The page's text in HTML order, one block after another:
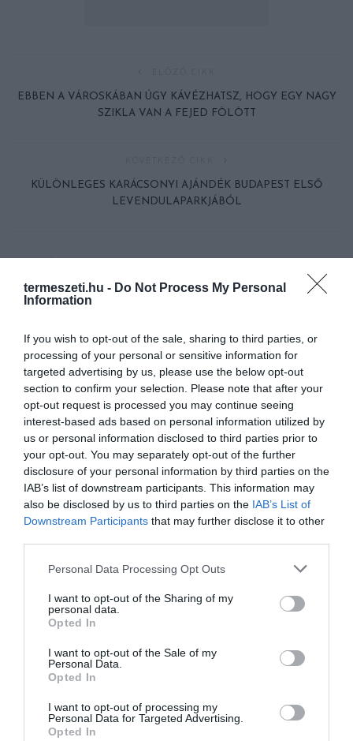
termeszeti.hu - Do Not Process My Personal
Information
If you wish to opt-out of the sale, sharing to third parties, or
processing of your personal or sensitive information for
targeted advertising by us, please use the below opt-out
section to confirm your selection. Please note that after your
opt-out request is processed you may continue seeing
interest-based ads based on personal information utilized by
us or personal information disclosed to third parties prior to
your opt-out. You may separately opt-out of the further
disclosure of your personal information by third parties on the
IAB’s list of downstream participants. This information may
also be disclosed by us to third parties on the IAB’s List of
Downstream Participants that may further disclose it to other
Please note that this website/app uses one or more Google
not limited to your visit or usage behaviour. You may click to
grant or deny consent to Google and its third-party tags to
use your data for below specified purposes in below Google
consent section.
Personal Data Processing Opt Outs
I want to opt-out of the Sharing of my
personal data.
Opted In
I want to opt-out of the Sale of my
Personal Data.
Opted In
I want to opt-out of processing my
Personal Data for Targeted Advertising.
Opted In
EBBEN A VÁROSKÁBAN ÚGY KÁVÉZHATSZ, HOGY EGY NAGY
SZIKLA VAN A FEJED FÖLÖTT
KÜLÖNLEGES KARÁCSONYI AJÁNDÉK BUDAPEST ELSŐ
LEVENDULAPARKJÁBÓL
KIRÁNDULÁS A
PANNONHALMI
ARBORÉTUMBA
2026-08-04
KIRÁNDULÁS PANNONHALMA
KÖRNYÉKÉN: TERMÉSZET,
SZŐLŐ ÉS KOMLÓ
TALÁLKOZÁSA
2026-08-04